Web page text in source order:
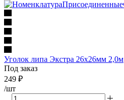
Уголок липа Экстра 26х26мм 2,0м
Под заказ
249 ₽
/шт